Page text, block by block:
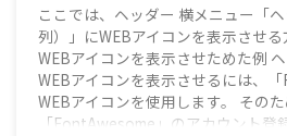
トラブルシューティング ドロッ
フッター広告 ブログカード
ヘッダーメニュー ヘッダーメニュ
ここでは、ヘッダー 横メニュー「
列）」にWEBアイコンを表示させる
WEBアイコンを表示させためた例
WEBアイコンを表示させるには、
WEBアイコンを使用します。 そのた
「FontAwesome」のアカウント登